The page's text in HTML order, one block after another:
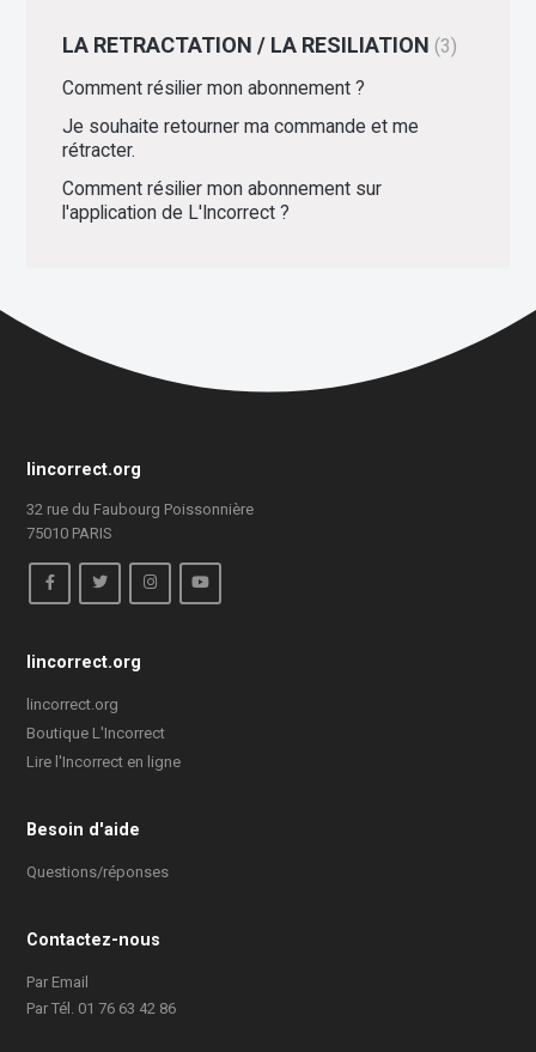
LA RETRACTATION / LA RESILIATION 3
Comment résilier mon abonnement ?
Je souhaite retourner ma commande et me
rétracter.
Comment résilier mon abonnement sur
l'application de L'Incorrect ?
lincorrect.org
32 rue du Faubourg Poissonnière
75010 PARIS
lincorrect.org
lincorrect.org
Boutique L'Incorrect
Lire l'Incorrect en ligne
Besoin d'aide
Questions/réponses
Contactez-nous
Par Email
Par Tél. 01 76 63 42 86